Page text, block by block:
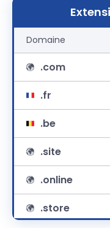
Domaine
.com
.fr
.be
.site
.online
.store